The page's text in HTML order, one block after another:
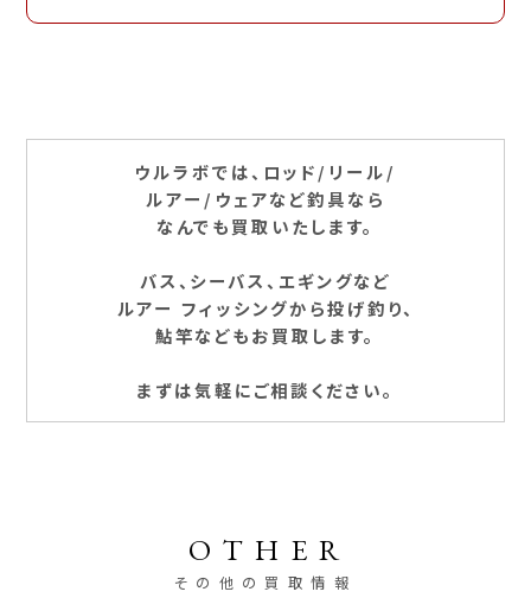
ウルラボでは、ロッド/リール/
ルアー/ウェアなど釣具なら
なんでも買取いたします。
バス、シーバス、エギングなど
ルアー フィッシングから投げ釣り、
鮎竿などもお買取します。
まずは気軽にご相談ください。
OTHER
その他の買取情報